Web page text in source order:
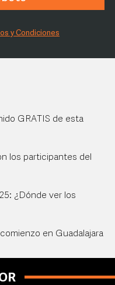
y Condiciones
GRATIS de esta
los participantes del
¿Dónde ver los
en Guadalajara